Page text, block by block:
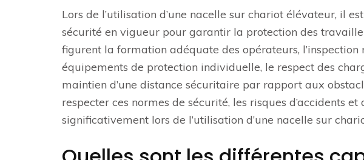
Lors de l’utilisation d’une nacelle sur chariot élévateur, il
sécurité en vigueur pour garantir la protection des
figurent la formation adéquate des opérateurs,
équipements de protection individuelle, le respect des
maintien d’une distance sécuritaire par rapport aux
respecter ces normes de sécurité, les risques d’accidents
significativement lors de l’utilisation d’une nacelle sur